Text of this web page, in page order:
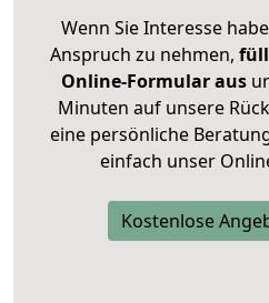
Wenn Sie Interesse
Anspruch zu nehmen,
Online-Formular aus
Minuten auf unsere
eine persönliche
einfach unser
Kostenlose